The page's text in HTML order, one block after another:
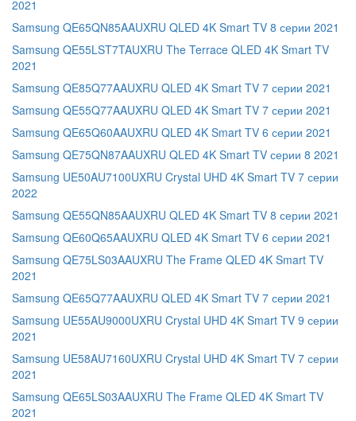
2021
Samsung QE65QN85AAUXRU QLED 4K Smart TV 8 серии 2021
Samsung QE55LST7TAUXRU The Terrace QLED 4K Smart TV
2021
Samsung QE85Q77AAUXRU QLED 4K Smart TV 7 серии 2021
Samsung QE55Q77AAUXRU QLED 4K Smart TV 7 серии 2021
Samsung QE65Q60AAUXRU QLED 4K Smart TV 6 серии 2021
Samsung QE75QN87AAUXRU QLED 4K Smart TV серии 8 2021
Samsung UE50AU7100UXRU Crystal UHD 4K Smart TV 7 серии
2022
Samsung QE55QN85AAUXRU QLED 4K Smart TV 8 серии 2021
Samsung QE60Q65AAUXRU QLED 4K Smart TV 6 серии 2021
Samsung QE75LS03AAUXRU The Frame QLED 4K Smart TV
2021
Samsung QE65Q77AAUXRU QLED 4K Smart TV 7 серии 2021
Samsung UE55AU9000UXRU Crystal UHD 4K Smart TV 9 серии
2021
Samsung UE58AU7160UXRU Crystal UHD 4K Smart TV 7 серии
2021
Samsung QE65LS03AAUXRU The Frame QLED 4K Smart TV
2021